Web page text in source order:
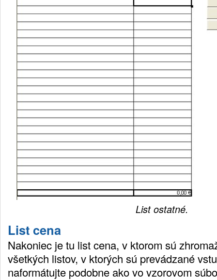
List ostatné.
List cena
Nakoniec je tu list cena, v ktorom sú
všetkých listov, v ktorých sú prevádzané
naformátujte podobne ako vo vzorovom